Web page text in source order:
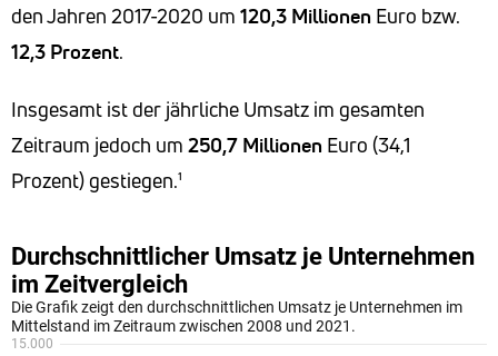
den Jahren 2017-2020 um 120,3 Millionen Euro bzw.
12,3 Prozent.
Insgesamt ist der jährliche Umsatz im gesamten
Zeitraum jedoch um 250,7 Millionen Euro (34,1
Prozent) gestiegen.¹